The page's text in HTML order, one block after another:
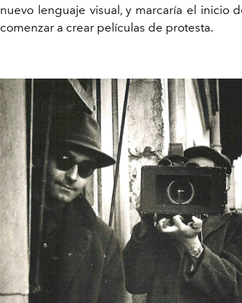
nuevo lenguaje visual, y marcaría el inicio
comenzar a crear películas de protesta.